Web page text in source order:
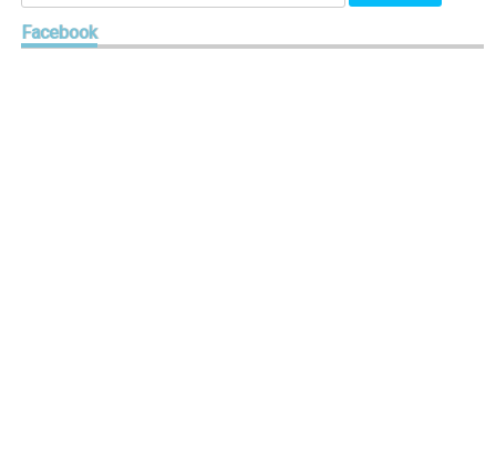
Facebook